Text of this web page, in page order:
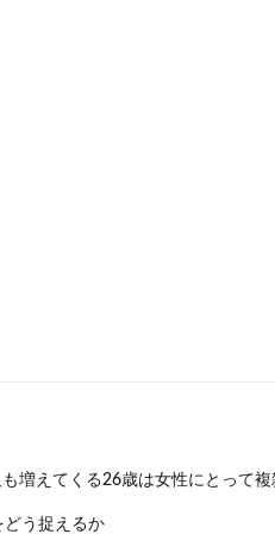
増えてくる26歳は女性にとって複
どう捉えるか